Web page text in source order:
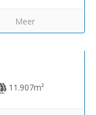
Meer
11.907m²